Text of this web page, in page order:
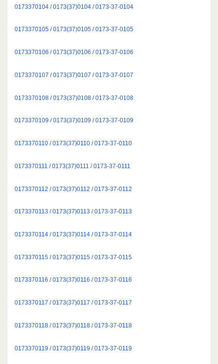
0173370104 / 0173(37)0104 / 0173-37-0104
0173370105 / 0173(37)0105 / 0173-37-0105
0173370106 / 0173(37)0106 / 0173-37-0106
0173370107 / 0173(37)0107 / 0173-37-0107
0173370108 / 0173(37)0108 / 0173-37-0108
0173370109 / 0173(37)0109 / 0173-37-0109
0173370110 / 0173(37)0110 / 0173-37-0110
0173370111 / 0173(37)0111 / 0173-37-0111
0173370112 / 0173(37)0112 / 0173-37-0112
0173370113 / 0173(37)0113 / 0173-37-0113
0173370114 / 0173(37)0114 / 0173-37-0114
0173370115 / 0173(37)0115 / 0173-37-0115
0173370116 / 0173(37)0116 / 0173-37-0116
0173370117 / 0173(37)0117 / 0173-37-0117
0173370118 / 0173(37)0118 / 0173-37-0118
0173370119 / 0173(37)0119 / 0173-37-0119